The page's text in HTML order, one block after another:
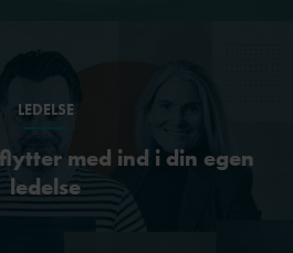
LEDELSE
med ind i din egen
ledelse